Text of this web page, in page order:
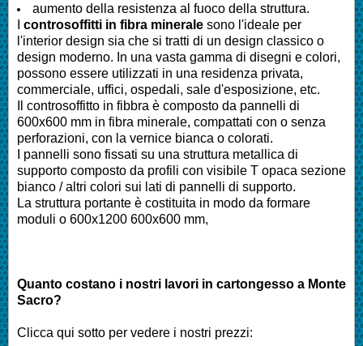
aumento della resistenza al fuoco della struttura.
controsoffitti in fibra minerale sono l'ideale per
l'interior design sia che si tratti di un design classico o
design moderno. In una vasta gamma di disegni e colori,
possono essere utilizzati in una residenza privata,
commerciale, uffici, ospedali, sale d'esposizione, etc.
Il controsoffitto in fibbra è composto da pannelli di
600x600 mm in fibra minerale, compattati con o senza
perforazioni, con la vernice bianca o colorati.
I pannelli sono fissati su una struttura metallica di
supporto composto da profili con visibile T opaca sezione
bianco / altri colori sui lati di pannelli di supporto.
La struttura portante è costituita in modo da formare
moduli o 600x1200 600x600 mm,
Quanto costano i nostri lavori in cartongesso a Monte
Sacro?
Clicca qui sotto per vedere i nostri prezzi: